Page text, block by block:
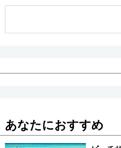
公式
あなたにおすすめ